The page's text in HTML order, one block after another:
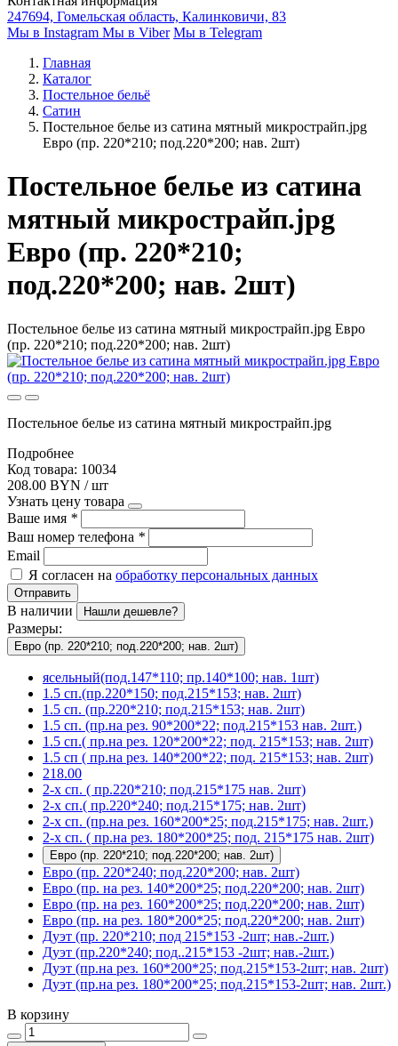
247694, Гомельская область, Калинковичи, 83
Мы в Instagram Мы в Viber Мы в Telegram
Главная
Каталог
Постельное бельё
Сатин
Постельное белье из сатина мятный микрострайп.jpg
Евро (пр. 220*210; под.220*200; нав. 2шт)
Постельное белье из сатина
мятный микрострайп.jpg
Евро (пр. 220*210;
под.220*200; нав. 2шт)
Постельное белье из сатина мятный микрострайп.jpg Евро
(пр. 220*210; под.220*200; нав. 2шт)
Постельное белье из сатина мятный микрострайп.jpg
Подробнее
Код товара: 10034
208.00 BYN / шт
Узнать цену товара
Ваше имя *
Ваш номер телефона *
Email
Я согласен на обработку персональных данных
Отправить
В наличии Нашли дешевле?
Размеры:
Евро (пр. 220*210; под.220*200; нав. 2шт)
ясельный(под.147*110; пр.140*100; нав. 1шт)
1.5 сп.(пр.220*150; под.215*153; нав. 2шт)
1.5 сп. (пр.220*210; под.215*153; нав. 2шт)
1.5 сп. (пр.на рез. 90*200*22; под.215*153 нав. 2шт.)
1.5 сп.( пр.на рез. 120*200*22; под. 215*153; нав. 2шт)
1.5 сп ( пр.на рез. 140*200*22; под. 215*153; нав. 2шт)
218.00
2-х сп. ( пр.220*210; под.215*175 нав. 2шт)
2-х сп.( пр.220*240; под.215*175; нав. 2шт)
2-х сп. (пр.на рез. 160*200*25; под.215*175; нав. 2шт.)
2-х сп. ( пр.на рез. 180*200*25; под. 215*175 нав. 2шт)
Евро (пр. 220*210; под.220*200; нав. 2шт)
Евро (пр. 220*240; под.220*200; нав. 2шт)
Евро (пр. на рез. 140*200*25; под.220*200; нав. 2шт)
Евро (пр. на рез. 160*200*25; под.220*200; нав. 2шт)
Евро (пр. на рез. 180*200*25; под.220*200; нав. 2шт)
Дуэт (пр. 220*210; под 215*153 -2шт; нав.-2шт.)
Дуэт (пр.220*240; под..215*153 -2шт; нав.-2шт.)
Дуэт (пр.на рез. 160*200*25; под.215*153-2шт; нав. 2шт)
Дуэт (пр.на рез. 180*200*25; под.215*153-2шт; нав. 2шт.)
В корзину